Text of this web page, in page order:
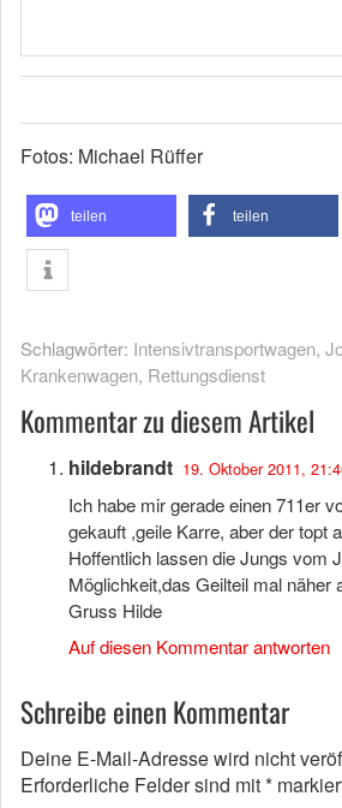
Fotos: Michael Rüffer
teilen teilen
Schlagwörter: Intensivtransportwagen,
Krankenwagen, Rettungsdienst
Kommentar zu diesem Artikel
hildebrandt 19. Oktober 2011,
Ich habe mir gerade einen 711er
gekauft ,geile Karre, aber der topt
Hoffentlich lassen die Jungs vom
Möglichkeit,das Geilteil mal näher
Gruss Hilde
Auf diesen Kommentar antworten
Schreibe einen Kommentar
Deine E-Mail-Adresse wird nicht
Erforderliche Felder sind mit*